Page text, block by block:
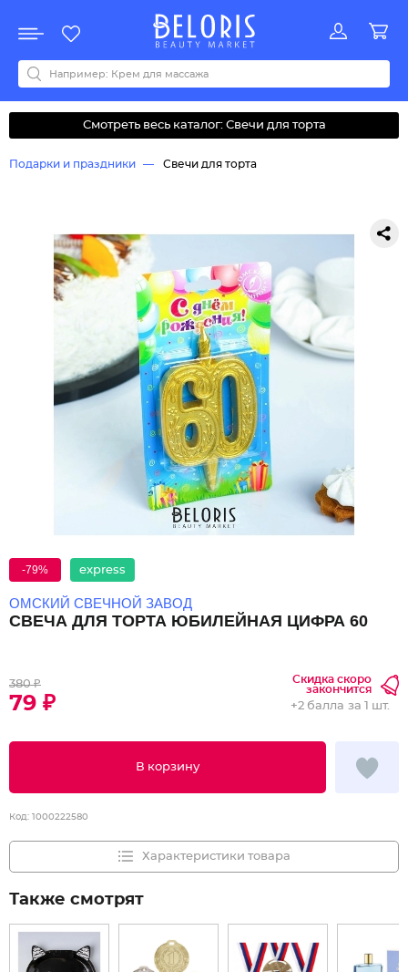
Акции
Все бренды
0-9ABCDEFGHIJKLMNOPQRSTUVWYZАБВДЗИМОКЛНПРСТУФ
Смотреть весь каталог: Свечи для торта
Подарки и праздники Свечи для торта
-79% express
ОМСКИЙ СВЕЧНОЙ ЗАВОД
СВЕЧА ДЛЯ ТОРТА ЮБИЛЕЙНАЯ ЦИФРА 60
380 ₽
79 ₽
Скидка скоро
закончится
В корзину
+2 балла за 1 шт.
Код: 1000222580
Характеристики товара
Также смотрят